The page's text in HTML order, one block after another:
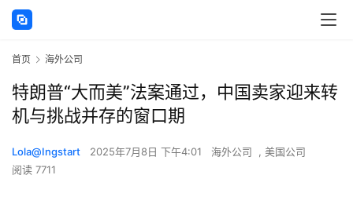
首页 海外公司
特朗普“大而美”法案通过，中国卖家迎来转
机与挑战并存的窗口期
Lola@Ingstart 2025年7月8日 下午4:01 海外公司 , 美国公司
阅读 7711